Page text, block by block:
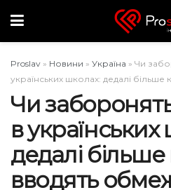
Proslav » Новини » Україна » Чи
українських школах: дедалі
Чи
в українських
дедалі більше
вводять